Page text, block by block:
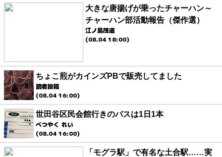
大きな唐揚げが乗ったチャーハン～
チャーハン部活動報告（傑作選）
江ノ島茂道
(08.04 18:00)
ちょこ煎がカインズPBで販売してました
読者投稿
(08.04 16:00)
世田谷区民会館行きのバスは1日1本
べつやく れい
(08.04 16:00)
「モグラ駅」で有名な土合駅……実